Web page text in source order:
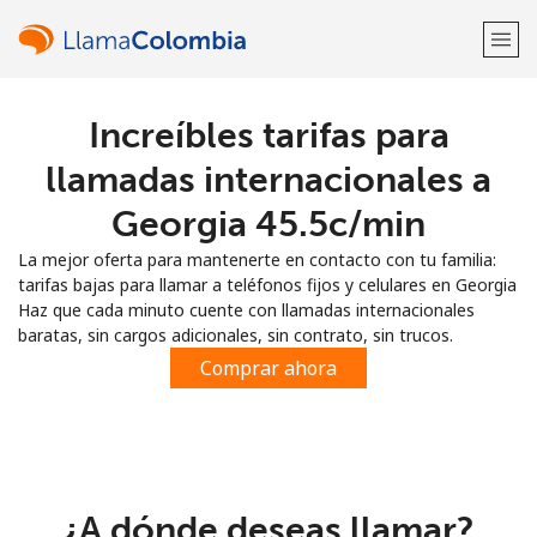
¡Bienvenido!
Regístrate con
Increíbles tarifas para
llamadas internacionales a
Georgia ⁦45.5c⁩/min
La mejor oferta para mantenerte en contacto con tu familia:
tarifas bajas para llamar a teléfonos fijos y celulares en Georgia
Haz que cada minuto cuente con llamadas internacionales
baratas, sin cargos adicionales, sin contrato, sin trucos.
Comprar ahora